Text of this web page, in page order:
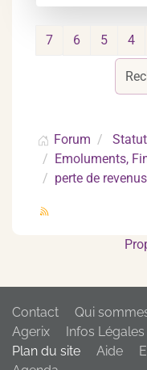
4
5
6
7
Forum
Emoluments,
perte de
Contact Qui
Agerix
Infos Légales
Plan du site
Aide